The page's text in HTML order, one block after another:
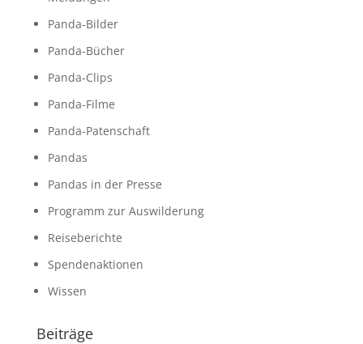
Panda-Bilder
Panda-Bücher
Panda-Clips
Panda-Filme
Panda-Patenschaft
Pandas
Pandas in der Presse
Programm zur Auswilderung
Reiseberichte
Spendenaktionen
Wissen
Beiträge